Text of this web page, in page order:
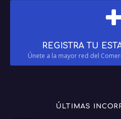
REGISTRA TU
Únete a la mayor red del
ÚLTIMAS